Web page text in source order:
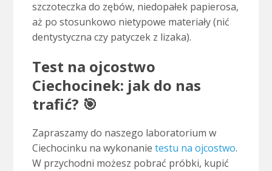
szczoteczka do zębów, niedopałek papierosa,
aż po stosunkowo nietypowe materiały (nić
dentystyczna czy patyczek z lizaka).
Test na ojcostwo
Ciechocinek: jak do nas
trafić? 🎯
Zapraszamy do naszego laboratorium w
Ciechocinku na wykonanie testu na ojcostwo.
W przychodni możesz pobrać próbki, kupić